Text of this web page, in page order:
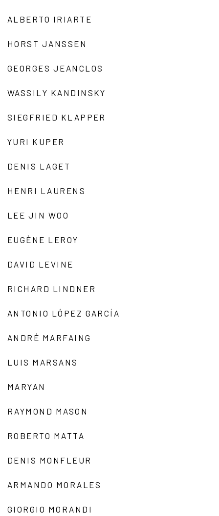
ALBERTO IRIARTE
HORST JANSSEN
GEORGES JEANCLOS
WASSILY KANDINSKY
SIEGFRIED KLAPPER
YURI KUPER
DENIS LAGET
HENRI LAURENS
LEE JIN WOO
EUGÈNE LEROY
DAVID LEVINE
RICHARD LINDNER
ANTONIO LÓPEZ GARCÍA
ANDRÉ MARFAING
LUIS MARSANS
MARYAN
RAYMOND MASON
ROBERTO MATTA
DENIS MONFLEUR
ARMANDO MORALES
GIORGIO MORANDI